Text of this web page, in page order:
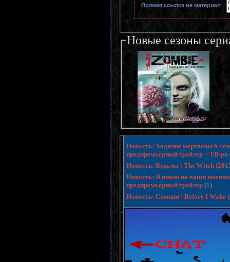
Прямая ссылка на материал
Новые сезоны
.
Новость: Ходячие мертвецы 6
предпремьерный трейлер + ТВ-
Новость: Ведьма \ The Witch
Новость: Я плюю на ваши
предпремьерный трейлер (1)
Новость: Сомния \ Before I Wake